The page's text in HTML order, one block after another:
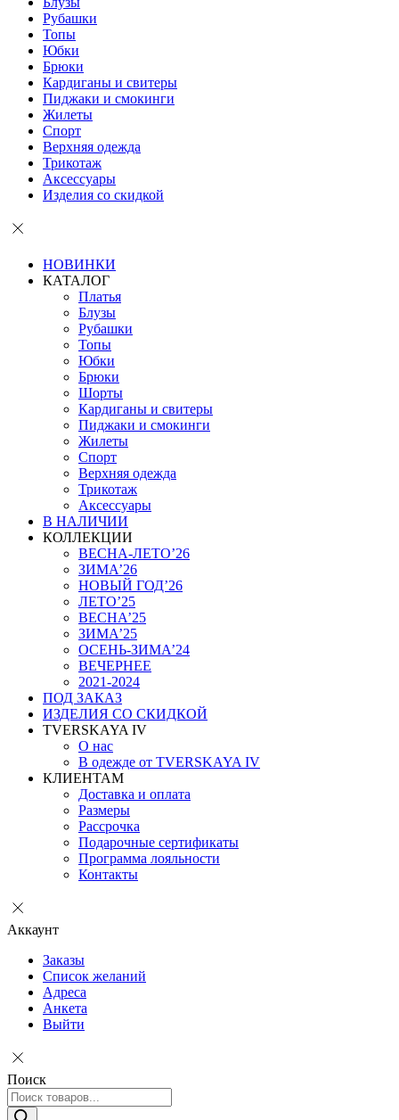
Рубашки
Топы
Юбки
Брюки
Кардиганы и свитеры
Пиджаки и смокинги
Жилеты
Спорт
Верхняя одежда
Трикотаж
Аксессуары
Изделия со скидкой
НОВИНКИ
КАТАЛОГ
Платья
Блузы
Рубашки
Топы
Юбки
Брюки
Шорты
Кардиганы и свитеры
Пиджаки и смокинги
Жилеты
Спорт
Верхняя одежда
Трикотаж
Аксессуары
В НАЛИЧИИ
КОЛЛЕКЦИИ
ВЕСНА-ЛЕТО’26
ЗИМА’26
НОВЫЙ ГОД’26
ЛЕТО’25
ВЕСНА’25
ЗИМА’25
ОСЕНЬ-ЗИМА’24
ВЕЧЕРНЕЕ
2021-2024
ПОД ЗАКАЗ
ИЗДЕЛИЯ СО СКИДКОЙ
TVERSKAYA IV
О нас
В одежде от TVERSKAYA IV
КЛИЕНТАМ
Доставка и оплата
Размеры
Рассрочка
Подарочные сертификаты
Программа лояльности
Контакты
Аккаунт
Заказы
Список желаний
Адреса
Анкета
Выйти
Поиск
Поиск
товаров